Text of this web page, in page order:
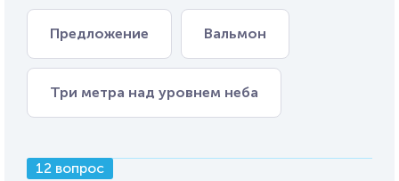
Предложение Вальмон
Три метра над уровнем неба
12 вопрос